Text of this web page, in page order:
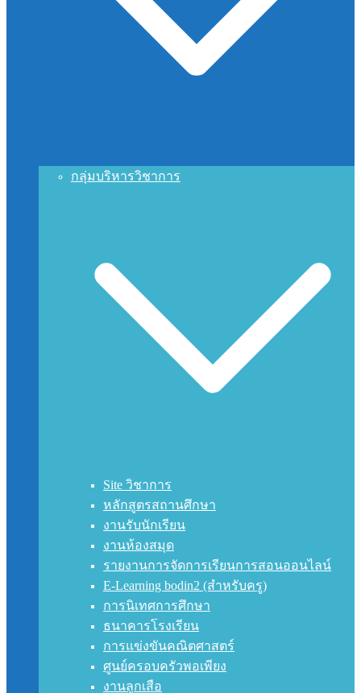
กลุ่มบริหารวิชาการ
Site วิชาการ
หลักสูตรสถานศึกษา
งานรับนักเรียน
งานห้องสมุด
รายงานการจัดการเรียนการสอนออนไลน์
E-Learning bodin2 (สำหรับครู)
การนิเทศการศึกษา
ธนาคารโรงเรียน
การแข่งขันคณิตศาสตร์
ศูนย์ครอบครัวพอเพียง
งานลูกเสือ